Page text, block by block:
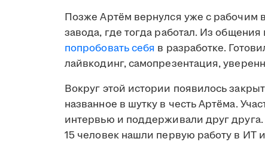
Позже Артём вернулся уже с рабочим
завода, где тогда работал. Из
попробовать себя в разработке.
лайвкодинг, самопрезентация,
Вокруг этой истории появилось
названное в шутку в честь Артёма.
интервью и поддерживали друг
15 человек нашли первую работу в ИТ